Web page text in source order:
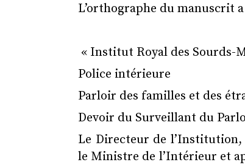
L’orthographe du manuscrit
« Institut Royal des Sourds-
Police intérieure
Parloir des familles et des
Devoir du Surveillant du
Le Directeur de
le Ministre de l’Intérieur et